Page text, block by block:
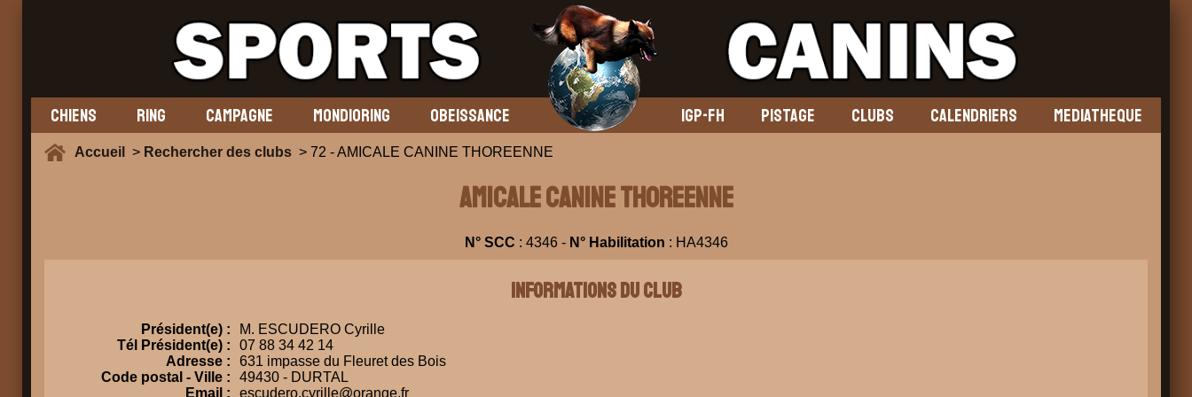
CHIENS RING CAMPAGNE MONDIORING OBEISSANCE IGP-FH PISTAGE CLUBS CALENDRIERS MEDIATHEQUE
Accueil > Rechercher des clubs > 72 - AMICALE CANINE THOREENNE
AMICALE CANINE THOREENNE
N° SCC : 4346 - N° Habilitation : HA4346
Informations du club
Président(e) :
M. ESCUDERO Cyrille
Tél Président(e) :
07 88 34 42 14
Adresse :
631 impasse du Fleuret des Bois
Code postal - Ville :
49430 - DURTAL
Email :
escudero.cyrille@orange.fr